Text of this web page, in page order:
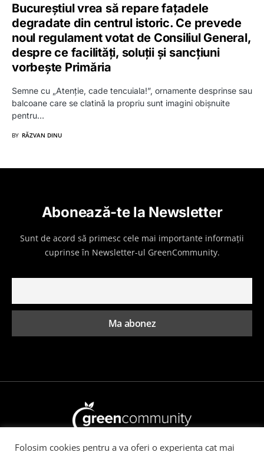
Bucureștiul vrea să repare fațadele
degradate din centrul istoric. Ce prevede
noul regulament votat de Consiliul General,
despre ce facilități, soluții și sancțiuni
vorbește Primăria
Semne cu „Atenție, cade tencuiala!”, ornamente desprinse sau
balcoane care se clatină la propriu sunt imagini obișnuite
pentru…
BY RĂZVAN DINU
Abonează-te la Newsletter
Sunt de acord să primesc cele mai importante informații
cuprinse în Newsletter-ul GreenCommunity.
Folosim cookies pentru a va oferi o experienta cat mai